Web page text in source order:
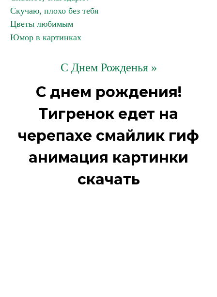
Скучаю, плохо без тебя
Цветы любимым
Юмор в картинках
С Днем Рожденья »
С днем рождения!
Тигренок едет на
черепахе смайлик гиф
анимация картинки
скачать